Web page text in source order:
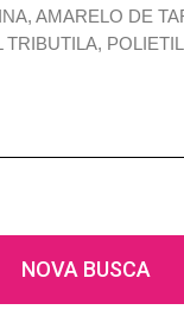
AMARELO DE
TRIBUTILA,
NOVA BUSCA